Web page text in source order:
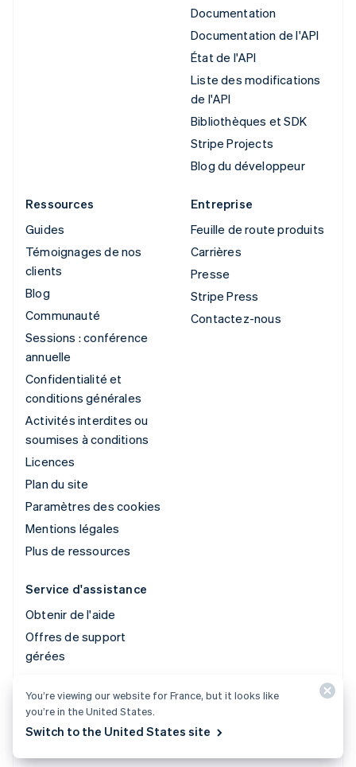
Documentation
Documentation de l'API
État de l'API
Liste des modifications
de l'API
Bibliothèques et SDK
Stripe Projects
Blog du développeur
Ressources
Guides
Témoignages de nos
clients
Blog
Communauté
Sessions : conférence
annuelle
Confidentialité et
conditions générales
Activités interdites ou
soumises à conditions
Licences
Plan du site
Paramètres des cookies
Mentions légales
Plus de ressources
Entreprise
Feuille de route produits
Carrières
Presse
Stripe Press
Contactez-nous
Service d'assistance
Obtenir de l'aide
Offres de support
gérées
© 2026 Stripe, LLC
You’re viewing our website for France, but it looks like
you’re in the United States.
Switch to the United States site